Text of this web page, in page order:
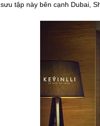
sưu tập này bên cạnh Dubai,